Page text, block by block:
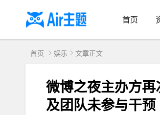
首页
首页 娱乐 文章正文
微博之夜主办方
及团队未参与干预